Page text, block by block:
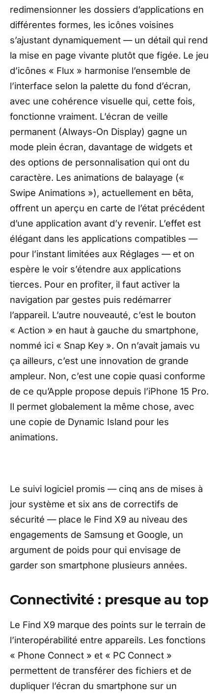
redimensionner les dossiers d’applications en
différentes formes, les icônes voisines
s’ajustant dynamiquement — un détail qui rend
la mise en page vivante plutôt que figée. Le jeu
d’icônes « Flux » harmonise l’ensemble de
l’interface selon la palette du fond d’écran,
avec une cohérence visuelle qui, cette fois,
fonctionne vraiment. L’écran de veille
permanent (Always-On Display) gagne un
mode plein écran, davantage de widgets et
des options de personnalisation qui ont du
caractère. Les animations de balayage («
Swipe Animations »), actuellement en bêta,
offrent un aperçu en carte de l’état précédent
d’une application avant d’y revenir. L’effet est
élégant dans les applications compatibles —
pour l’instant limitées aux Réglages — et on
espère le voir s’étendre aux applications
tierces. Pour en profiter, il faut activer la
navigation par gestes puis redémarrer
l’appareil. L’autre nouveauté, c’est le bouton
« Action » en haut à gauche du smartphone,
nommé ici « Snap Key ». On n’avait jamais vu
ça ailleurs, c’est une innovation de grande
ampleur. Non, c’est une copie quasi conforme
de ce qu’Apple propose depuis l’iPhone 15 Pro.
Il permet globalement la même chose, avec
une copie de Dynamic Island pour les
animations.
Le suivi logiciel promis — cinq ans de mises à
jour système et six ans de correctifs de
sécurité — place le Find X9 au niveau des
engagements de Samsung et Google, un
argument de poids pour qui envisage de
garder son smartphone plusieurs années.
Connectivité : presque au top
Le Find X9 marque des points sur le terrain de
l’interopérabilité entre appareils. Les fonctions
« Phone Connect » et « PC Connect »
permettent de transférer des fichiers et de
dupliquer l’écran du smartphone sur un